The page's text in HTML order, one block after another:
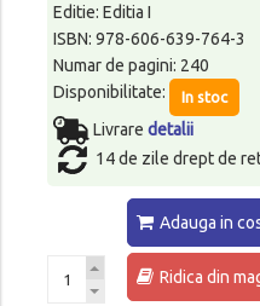
Editie: Editia I
ISBN: 978-606-639-764-3
Numar de pagini: 240
Disponibilitate:
In stoc
Livrare detalii
14 de zile drept de
Adauga in
Ridica din